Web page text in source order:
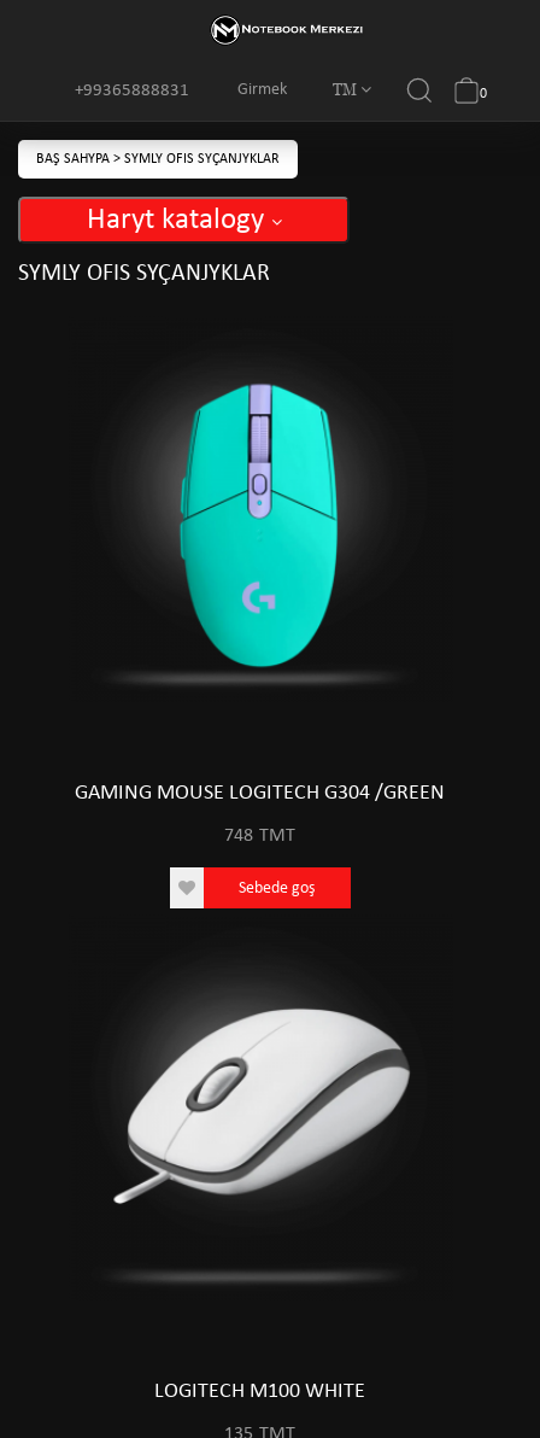
Girmek TM
+99365888831 0
BAŞ SAHYPA > SYMLY OFIS SYÇANJYKLAR
Haryt katalogy
SYMLY OFIS SYÇANJYKLAR
GAMING MOUSE LOGITECH G304 /GREEN
748 TMT
Sebede goş
LOGITECH M100 WHITE